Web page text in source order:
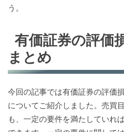
う。
有価証券の評価
まとめ
今回の記事では有価証券の評価
についてご紹介しました。売買
も、一定の要件を満たしていれ